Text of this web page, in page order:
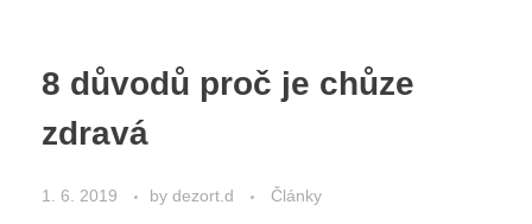
8 důvodů proč je chůze
zdravá
1. 6. 2019 by dezort.d Články